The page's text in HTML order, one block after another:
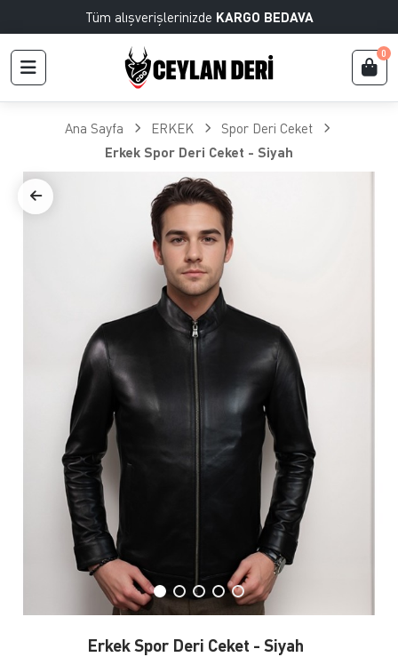
Tüm alışverişlerinizde KARGO BEDAVA
0
Ana Sayfa ERKEK
Spor Deri Ceket
Erkek Spor Deri Ceket - Siyah
Erkek Spor Deri Ceket - Siyah